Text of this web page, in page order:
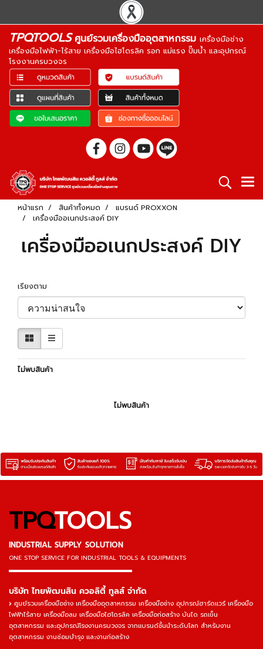
TPQTOOLSศูนย์รวมเครื่องมืออุตสาหกรรม เครื่องมือช่าง
เครื่องมือไฟฟ้า-ไร้สาย เครื่องมือไฮโดรลิค รอก แม่แรง ปั๊มน้ำ และอุปกรณ์
โรงงานครบวงจร
หน้าแรก สินค้าทั้งหมด
แบรนด์ PROXXON
เครื่องมืออเนกประสงค์ DIY
เครื่องมืออเนกประสงค์ DIY
เรียงตาม
ไม่พบสินค้า
ไม่พบสินค้า
TPQTOOLS
INDUSTRIAL SUPPLY SOLUTION
ONE STOP SERVICE FOR INDUSTRIAL TOOLS & EQUIPMENTS
▬▬▬▬▬▬▬▬▬▬▬▬▬▬▬
บริษัท ไทยพัฒนสิน ควอลิตี้ ทูลส์ จำกัด
ศูนย์รวมเครื่องมือช่าง เครื่องมืออุตสาหกรรม เครื่องมือช่าง อุปกรณ์ฮาร์ดแวร์ เครื่องมือ
ไฟฟ้าไร้สาย เครื่องมือลม เครื่องมือไฮโดรลิค เครื่องมือก่อสร้าง บันได รถเข็น
อุตสาหกรรม และอุปกรณ์โรงงานครบวงจร จากแบรนด์ชั้นนำระดับโลก สำหรับงาน
อุตสาหกรรม งานซ่อมบำรุง และงานก่อสร้าง